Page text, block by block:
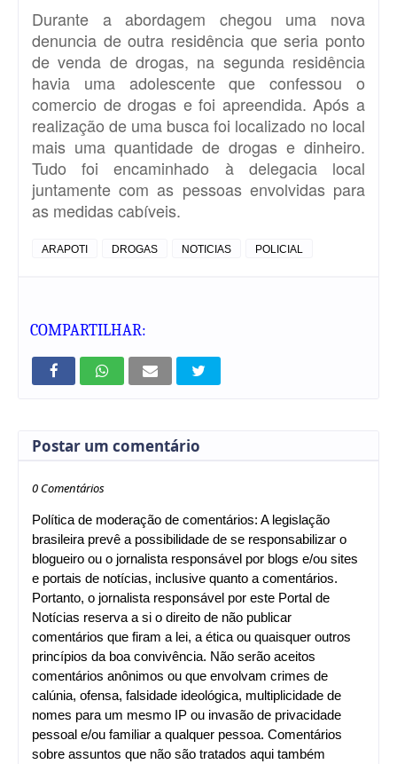
Durante a abordagem chegou uma nova
denuncia de outra residência que seria ponto
de venda de drogas, na segunda residência
havia uma adolescente que confessou o
comercio de drogas e foi apreendida. Após a
realização de uma busca foi localizado no local
mais uma quantidade de drogas e dinheiro.
Tudo foi encaminhado à delegacia local
juntamente com as pessoas envolvidas para
as medidas cabíveis.
ARAPOTI DROGAS NOTICIAS POLICIAL
COMPARTILHAR:
Postar um comentário
0 Comentários
Política de moderação de comentários: A legislação
brasileira prevê a possibilidade de se responsabilizar o
blogueiro ou o jornalista responsável por blogs e/ou sites
e portais de notícias, inclusive quanto a comentários.
Portanto, o jornalista responsável por este Portal de
Notícias reserva a si o direito de não publicar
comentários que firam a lei, a ética ou quaisquer outros
princípios da boa convivência. Não serão aceitos
comentários anônimos ou que envolvam crimes de
calúnia, ofensa, falsidade ideológica, multiplicidade de
nomes para um mesmo IP ou invasão de privacidade
pessoal e/ou familiar a qualquer pessoa. Comentários
sobre assuntos que não são tratados aqui também